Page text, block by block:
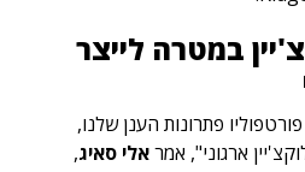
במטרה לייצר
פתרונות הענן שלנו,
ארגוני", אמראלי סאיג,